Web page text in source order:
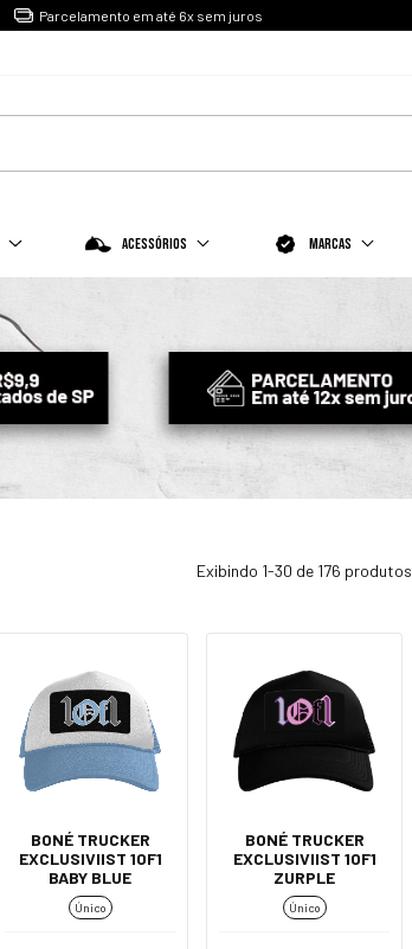
Parcelamento em até 6x sem juros
Acessórios Marcas
Exibindo 1-30 de 176 produtos
BONÉ TRUCKER
EXCLUSIVIIST 1OF1
BABY BLUE
Único
BONÉ TRUCKER
EXCLUSIVIIST 1OF1
ZURPLE
Único